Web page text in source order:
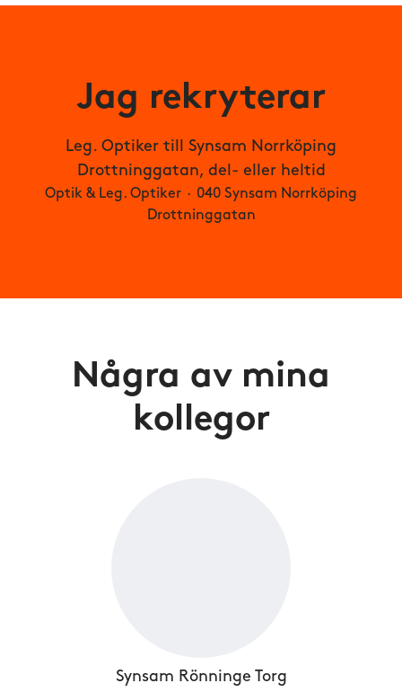
Jag rekryterar
Leg. Optiker till Synsam Norrköping
Drottninggatan, del- eller heltid
Optik & Leg. Optiker · 040 Synsam Norrköping
Drottninggatan
Några av mina
kollegor
Synsam Rönninge Torg